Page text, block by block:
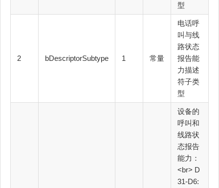
型
2 bDescriptorSubtype 1 常量
电话呼
叫与线
路状态
报告能
力描述
符子类
型
设备的
呼叫和
线路状
态报告
能力：
<br> D
31-D6: